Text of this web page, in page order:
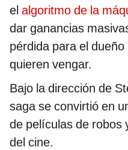
el algoritmo de la
dar ganancias
pérdida para el
quieren vengar.
Bajo la dirección de
saga se convirtió en
de películas de robos
del cine.